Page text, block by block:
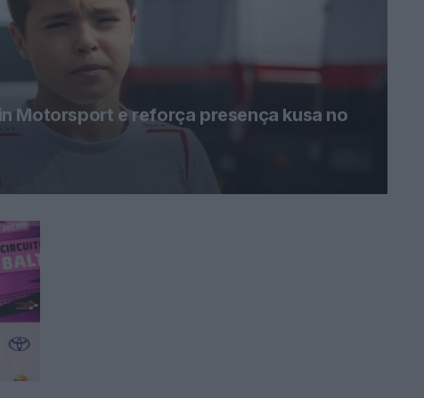
Motorsport e reforça presença kusa no